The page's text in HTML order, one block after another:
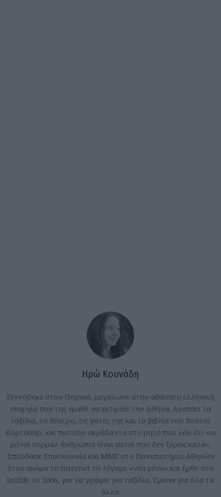
Ηρώ Κουνάδη
Γεννήθηκε στον Πειραιά, μεγάλωσε στην αθάνατη ελληνική
επαρχία που της έμαθε να εκτιμάει την Αθήνα. Αγαπάει τα
ταξίδια, το θέατρο, τις γάτες της και τα βιβλία του Χούλιο
Κορτάσαρ, και πιστεύει ακράδαντα στο ρητό που λέει ότι «οι
μόνοι νορμάλ άνθρωποι είναι αυτοί που δεν ξέρεις καλά».
Σπούδασε Επικοινωνία και ΜΜΕ στο Πανεπιστήμιο Αθηνών
όταν ακόμα το internet το λέγαμε «νέα μέσα» και ήρθε στο
in2life το 2006, για να γράφει για ταξίδια. Έμεινε για όλα τα
άλλα.